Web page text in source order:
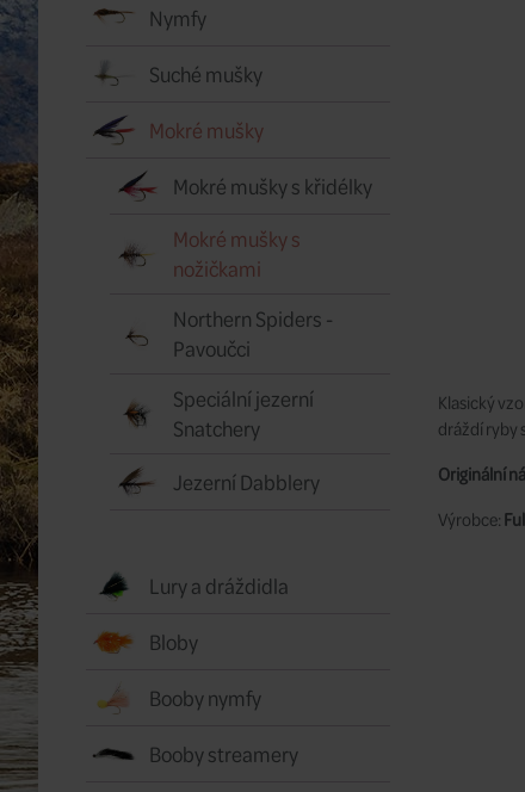
Nymfy
Suché mušky
Mokré mušky
Mokré mušky s křidélky
Mokré mušky s
nožičkami
Northern Spiders -
Pavoučci
Speciální jezerní
Snatchery
Jezerní Dabblery
Lury a dráždidla
Bloby
Booby nymfy
Booby streamery
Klasický
dráždí ryby
Originální
Výrobce: